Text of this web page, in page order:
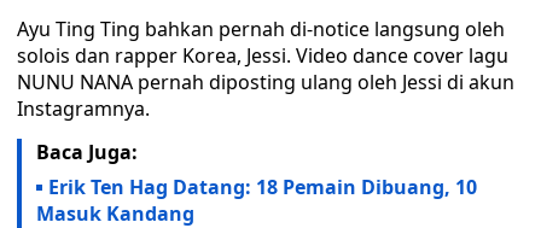
Ayu Ting Ting bahkan pernah di-notice langsung oleh
solois dan rapper Korea, Jessi. Video dance cover lagu
NUNU NANA pernah diposting ulang oleh Jessi di akun
Instagramnya.
Baca Juga:
Erik Ten Hag Datang: 18 Pemain Dibuang, 10
Masuk Kandang